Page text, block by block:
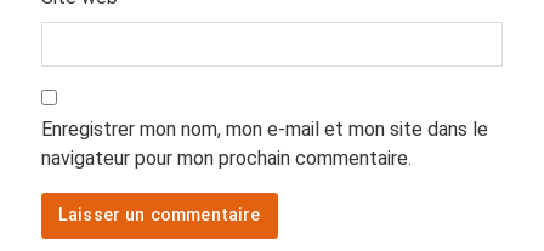
Enregistrer mon nom, mon e-mail et mon site dans le
navigateur pour mon prochain commentaire.